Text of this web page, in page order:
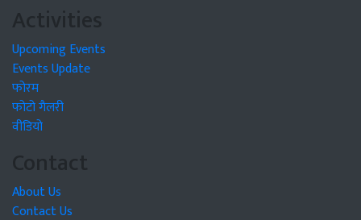
Activities
Upcoming Events
Events Update
फोरम
फोटो गैलरी
वीडियो
Contact
About Us
Contact Us